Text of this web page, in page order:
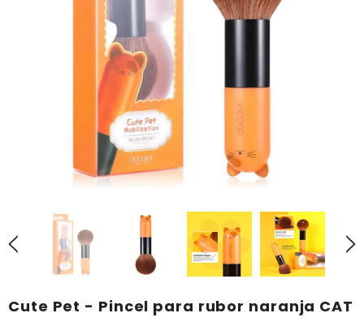
Cute Pet - Pincel para rubor naranja CAT